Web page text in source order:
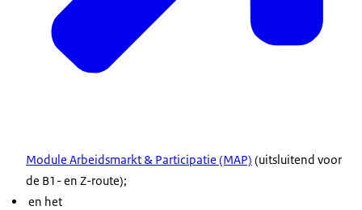
Module Arbeidsmarkt & Participatie (MAP) (uitsluitend voor
de B1- en Z-route);
en het